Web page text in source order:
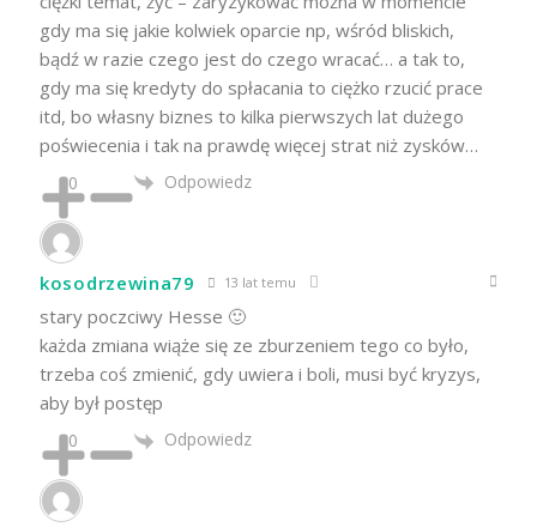
gdy ma się jakie kolwiek oparcie np, wśród bliskich,
bądź w razie czego jest do czego wracać… a tak to,
gdy ma się kredyty do spłacania to ciężko rzucić prace
itd, bo własny biznes to kilka pierwszych lat dużego
poświecenia i tak na prawdę więcej strat niż zysków…
0 Odpowiedz
kosodrzewina79 13 lat temu
stary poczciwy Hesse 🙂
każda zmiana wiąże się ze zburzeniem tego co było,
trzeba coś zmienić, gdy uwiera i boli, musi być kryzys,
aby był postęp
0 Odpowiedz